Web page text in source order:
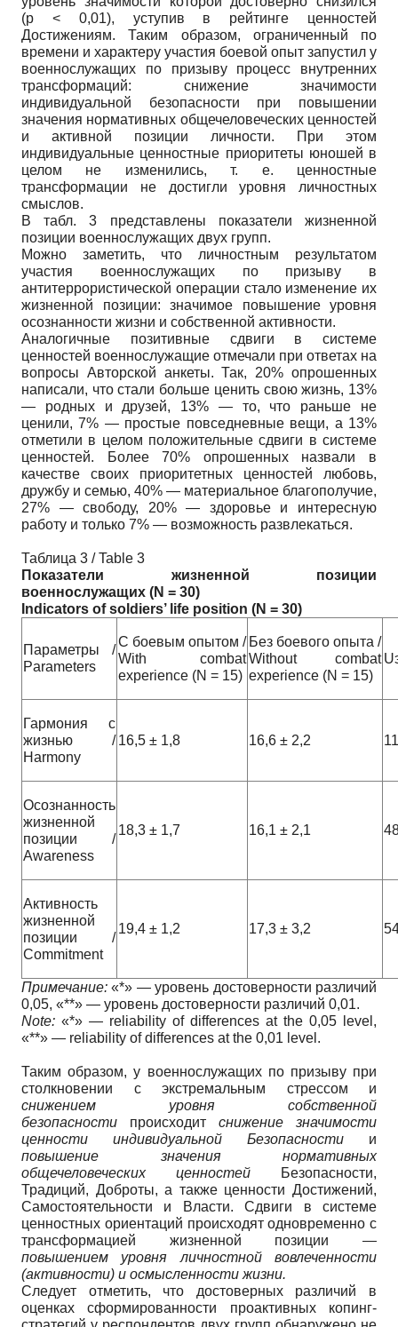
(p < 0,01), уступив в рейтинге ценностей
Достижениям. Таким образом, ограниченный по
времени и характеру участия боевой опыт запустил у
военнослужащих по призыву процесс внутренних
трансформаций: снижение значимости
индивидуальной безопасности при повышении
значения нормативных общечеловеческих ценностей
и активной позиции личности. При этом
индивидуальные ценностные приоритеты юношей в
целом не изменились, т. е. ценностные
трансформации не достигли уровня личностных
смыслов.
В табл. 3 представлены показатели жизненной
позиции военнослужащих двух групп.
Можно заметить, что личностным результатом
участия военнослужащих по призыву в
антитеррористической операции стало изменение их
жизненной позиции: значимое повышение уровня
осознанности жизни и собственной активности.
Аналогичные позитивные сдвиги в системе
ценностей военнослужащие отмечали при ответах на
вопросы Авторской анкеты. Так, 20% опрошенных
написали, что стали больше ценить свою жизнь, 13%
— родных и друзей, 13% — то, что раньше не
ценили, 7% — простые повседневные вещи, а 13%
отметили в целом положительные сдвиги в системе
ценностей. Более 70% опрошенных назвали в
качестве своих приоритетных ценностей любовь,
дружбу и семью, 40% — материальное благополучие,
27% — свободу, 20% — здоровье и интересную
работу и только 7% — возможность развлекаться.
Таблица 3 / Table 3
Показатели жизненной позиции
военнослужащих (N = 30)
Indicators of soldiers’ life position (N = 30)
Параметры /
Parameters
С боевым опытом /
With combat
experience (N = 15)
Без боевого опыта /
Without combat
experience (N = 15)
Гармония с
жизнью /
Harmony
16,5 ± 1,8 16,6 ± 2,2
Осознанность
жизненной
позиции /
Awareness
18,3 ± 1,7 16,1 ± 2,1
Активность
жизненной
позиции /
Commitment
19,4 ± 1,2 17,3 ± 3,2
Примечание: «*» — уровень достоверности различий
0,05, «**» — уровень достоверности различий 0,01.
Note: «*» — reliability of differences at the 0,05 level,
«**» — reliability of differences at the 0,01 level.
Таким образом, у военнослужащих по призыву при
столкновении с экстремальным стрессом и
снижением уровня собственной
безопасности происходит снижение значимости
ценности индивидуальной Безопасности и
повышение значения нормативных
общечеловеческих ценностей Безопасности,
Традиций, Доброты, а также ценности Достижений,
Самостоятельности и Власти. Сдвиги в системе
ценностных ориентаций происходят одновременно с
трансформацией жизненной позиции —
повышением уровня личностной вовлеченности
(активности) и осмысленности жизни.
Следует отметить, что достоверных различий в
оценках сформированности проактивных копинг-